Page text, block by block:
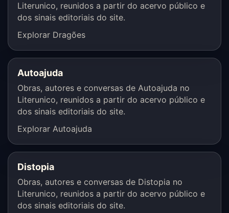
Literunico, reunidos a partir do acervo público e
dos sinais editoriais do site.
Explorar Dragões
Autoajuda
Obras, autores e conversas de Autoajuda no
Literunico, reunidos a partir do acervo público e
dos sinais editoriais do site.
Explorar Autoajuda
Distopia
Obras, autores e conversas de Distopia no
Literunico, reunidos a partir do acervo público e
dos sinais editoriais do site.